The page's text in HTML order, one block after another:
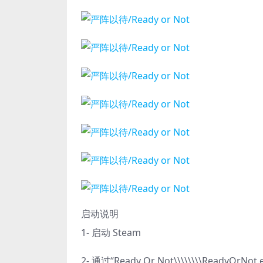
启动说明
1- 启动 Steam